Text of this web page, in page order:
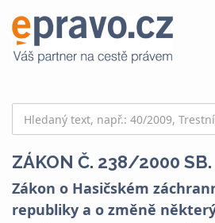
ZÁKON Č. 238/2000 SB.
Zákon o Hasičském
republiky a o změně